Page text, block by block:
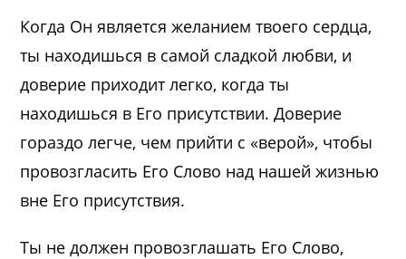
Когда Он является желанием твоего сердца,
ты находишься в самой сладкой любви, и
доверие приходит легко, когда ты
находишься в Его присутствии. Доверие
гораздо легче, чем прийти с «верой», чтобы
провозгласить Его Слово над нашей жизнью
вне Его присутствия.
Ты не должен провозглашать Его Слово,